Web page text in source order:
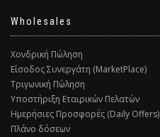
Wholesales
Χονδρική Πώληση
Είσοδος Συνεργάτη (MarketPlace)
Τριγωνική Πώληση
Υποστήριξη Εταιρικών Πελατών
Ημερήσιες Προσφορές (Daily Offers)
Πλάνο δόσεων